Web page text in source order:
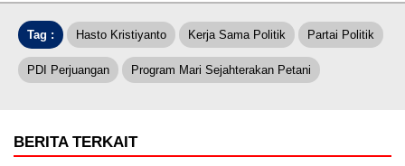
Tag : Hasto Kristiyanto Kerja Sama Politik Partai Politik
PDI Perjuangan Program Mari Sejahterakan Petani
BERITA TERKAIT